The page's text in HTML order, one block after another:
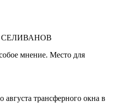
СЕЛИВАНОВ
мнение. Место для
августа трансферного окна в